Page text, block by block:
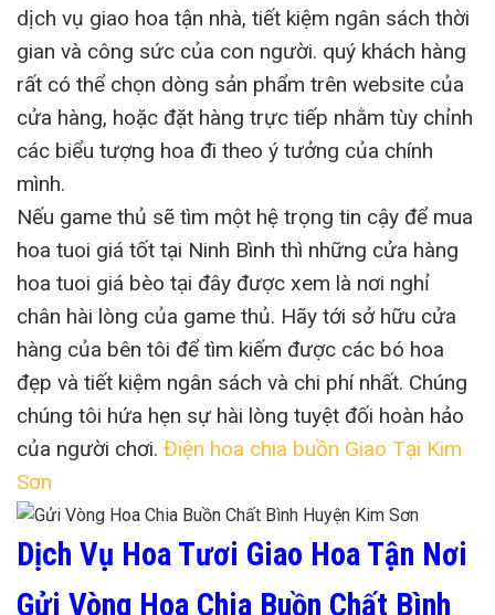
dịch vụ giao hoa tận nhà, tiết kiệm ngân sách thời
gian và công sức của con người. quý khách hàng
rất có thể chọn dòng sản phẩm trên website của
cửa hàng, hoặc đặt hàng trực tiếp nhằm tùy chỉnh
các biểu tượng hoa đi theo ý tưởng của chính
mình.
Nếu game thủ sẽ tìm một hệ trọng tin cậy để mua
hoa tuoi giá tốt tại Ninh Bình thì những cửa hàng
hoa tuoi giá bèo tại đây được xem là nơi nghỉ
chân hài lòng của game thủ. Hãy tới sở hữu cửa
hàng của bên tôi để tìm kiếm được các bó hoa
đẹp và tiết kiệm ngân sách và chi phí nhất. Chúng
chúng tôi hứa hẹn sự hài lòng tuyệt đối hoàn hảo
của người chơi. Điện hoa chia buồn Giao Tại Kim
Sơn
Dịch Vụ Hoa Tươi Giao Hoa Tận Nơi
Gửi Vòng Hoa Chia Buồn Chất Bình